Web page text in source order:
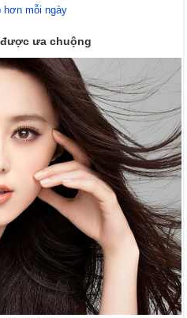
hơn mỗi ngày
được ưa chuộng